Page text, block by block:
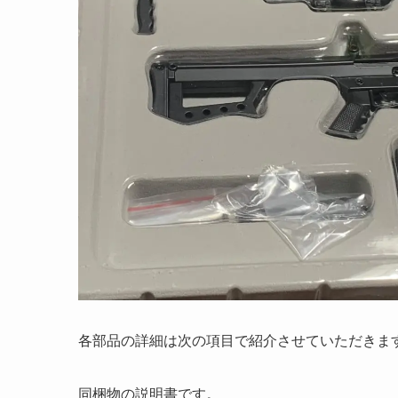
各部品の詳細は次の項目で紹介させていただきま
同梱物の説明書です。